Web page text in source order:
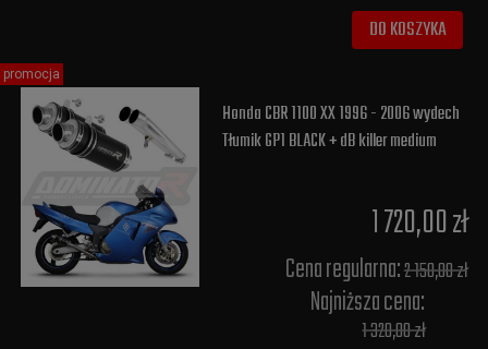
DO KOSZYKA
Honda CBR 1100 XX 1996 - 2006 wydech
Tłumik GP1 BLACK + dB killer medium
1 720,00 zł
Cena regularna:2 150,00 zł
Najniższa cena:
1 320,00 zł
promocja